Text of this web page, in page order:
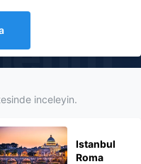
inceleyin.
Istanbul
Roma